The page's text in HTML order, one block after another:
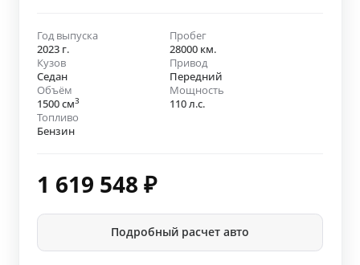
Год выпуска
2023 г.
Пробег
28000 км.
Кузов
Седан
Привод
Передний
Объём
1500 см3
Мощность
110 л.с.
Топливо
Бензин
1 619 548 ₽
Подробный расчет авто